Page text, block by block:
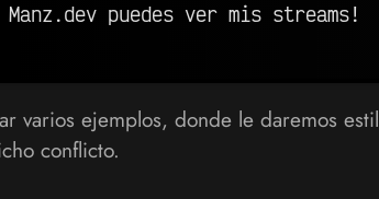
varios ejemplos, donde le daremos
conflicto.